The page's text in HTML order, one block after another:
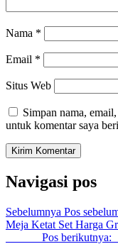
Nama *
Email *
Situs Web
Simpan nama,
untuk komentar saya
Navigasi pos
Sebelumnya Pos
Meja Ketat Set Harga
Pos berikutnya: